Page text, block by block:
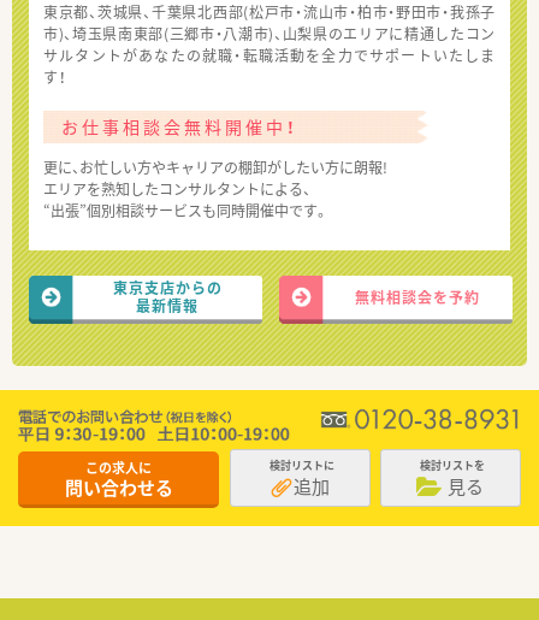
東京都、茨城県、千葉県北西部(松戸市・流山市・柏市・野田市・我孫子
市)、埼玉県南東部(三郷市・八潮市)、山梨県のエリアに精通したコン
サルタントがあなたの就職・転職活動を全力でサポートいたしま
す！
お仕事相談会無料開催中！
更に、お忙しい方やキャリアの棚卸がしたい方に朗報!
エリアを熟知したコンサルタントによる、
“出張”個別相談サービスも同時開催中です。
東京支店からの
最新情報
無料相談会を予約
この求人に
問い合わせる
検討リストに
追加
検討リストを
見る